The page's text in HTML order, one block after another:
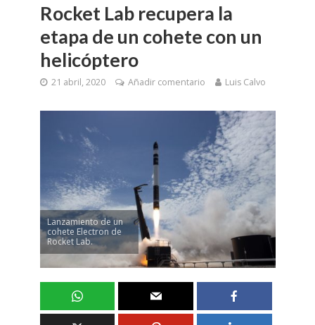
Rocket Lab recupera la
etapa de un cohete con un
helicóptero
21 abril, 2020 Añadir comentario Luis Calvo
Lanzamiento de un
cohete Electron de
Rocket Lab.